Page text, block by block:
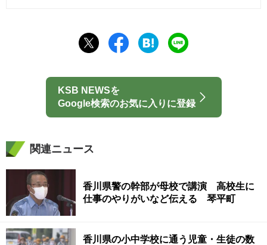
KSB NEWSを
Google検索のお気に入りに登録
関連ニュース
香川県警の幹部が母校で講演 高校生に
仕事のやりがいなど伝える 琴平町
香川県の小中学校に通う児童・生徒の数